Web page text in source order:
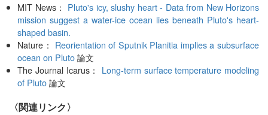
MIT News： Pluto's icy, slushy heart - Data from New Horizons
mission suggest a water-ice ocean lies beneath Pluto's heart-
shaped basin.
Nature： Reorientation of Sputnik Planitia implies a subsurface
ocean on Pluto論文
The Journal Icarus： Long-term surface temperature modeling
of Pluto論文
〈関連リンク〉